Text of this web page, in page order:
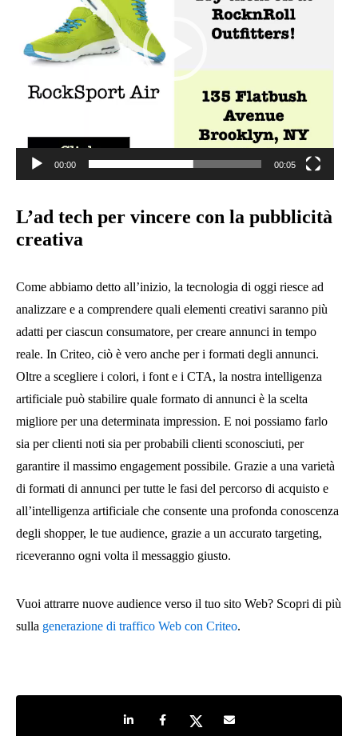
00:00 00:05
L’ad tech per vincere con la pubblicità
creativa
Come abbiamo detto all’inizio, la tecnologia di oggi riesce ad
analizzare e a comprendere quali elementi creativi saranno più
adatti per ciascun consumatore, per creare annunci in tempo
reale. In Criteo, ciò è vero anche per i formati degli annunci.
Oltre a scegliere i colori, i font e i CTA, la nostra intelligenza
artificiale può stabilire quale formato di annunci è la scelta
migliore per una determinata impression. E noi possiamo farlo
sia per clienti noti sia per probabili clienti sconosciuti, per
garantire il massimo engagement possibile. Grazie a una varietà
di formati di annunci per tutte le fasi del percorso di acquisto e
all’intelligenza artificiale che consente una profonda conoscenza
degli shopper, le tue audience, grazie a un accurato targeting,
riceveranno ogni volta il messaggio giusto.
Vuoi attrarre nuove audience verso il tuo sito Web? Scopri di più
sulla generazione di traffico Web con Criteo.
Share on LinkedIn
Share on Facebook
Share on TwitterShare by e-mail